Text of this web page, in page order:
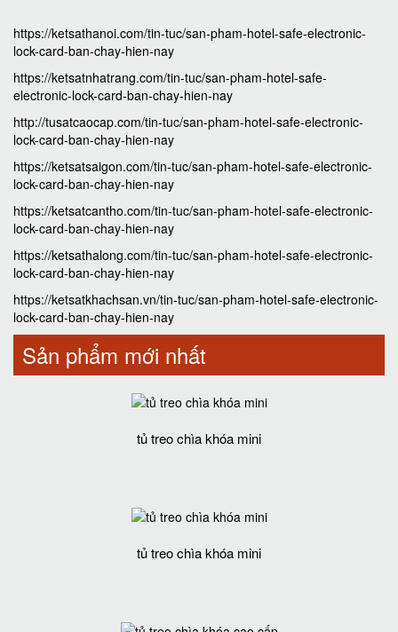
https://ketsathanoi.com/tin-tuc/san-pham-hotel-safe-electronic-
lock-card-ban-chay-hien-nay
https://ketsatnhatrang.com/tin-tuc/san-pham-hotel-safe-
electronic-lock-card-ban-chay-hien-nay
http://tusatcaocap.com/tin-tuc/san-pham-hotel-safe-electronic-
lock-card-ban-chay-hien-nay
https://ketsatsaigon.com/tin-tuc/san-pham-hotel-safe-electronic-
lock-card-ban-chay-hien-nay
https://ketsatcantho.com/tin-tuc/san-pham-hotel-safe-electronic-
lock-card-ban-chay-hien-nay
https://ketsathalong.com/tin-tuc/san-pham-hotel-safe-electronic-
lock-card-ban-chay-hien-nay
https://ketsatkhachsan.vn/tin-tuc/san-pham-hotel-safe-electronic-
lock-card-ban-chay-hien-nay
Sản phẩm mới nhất
tủ treo chìa khóa mini
tủ treo chìa khóa mini